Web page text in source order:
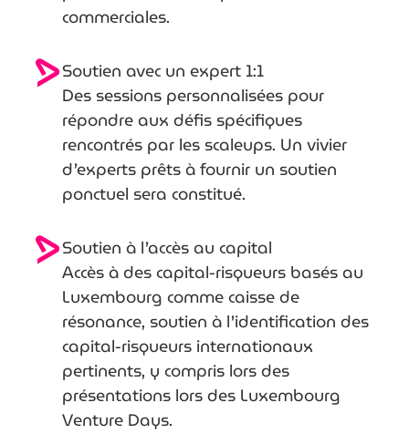
commerciales.
Soutien avec un expert 1:1
Des sessions personnalisées pour
répondre aux défis spécifiques
rencontrés par les scaleups. Un vivier
d’experts prêts à fournir un soutien
ponctuel sera constitué.
Soutien à l’accès au capital
Accès à des capital-risqueurs basés au
Luxembourg comme caisse de
résonance, soutien à l’identification des
capital-risqueurs internationaux
pertinents, y compris lors des
présentations lors des Luxembourg
Venture Days.